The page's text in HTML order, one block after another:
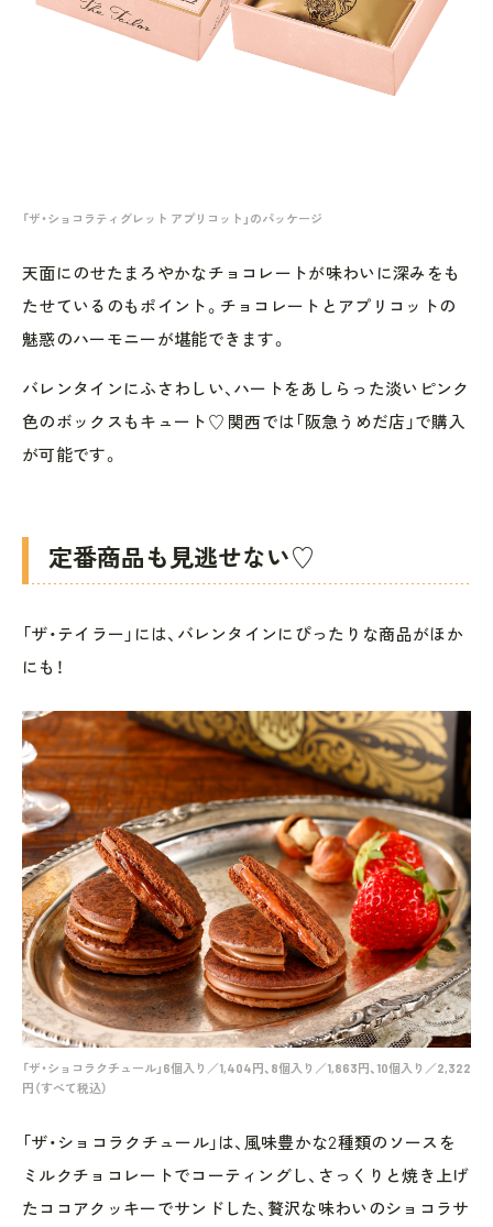
「ザ・ショコラティグレット アプリコット」のパッケージ
天面にのせたまろやかなチョコレートが味わいに深みをも
たせているのもポイント。チョコレートとアプリコットの
魅惑のハーモニーが堪能できます。
バレンタインにふさわしい、ハートをあしらった淡いピンク
色のボックスもキュート♡ 関西では「阪急うめだ店」で購入
が可能です。
定番商品も見逃せない♡
「ザ・テイラー」には、バレンタインにぴったりな商品がほか
にも！
「ザ・ショコラクチュール」6個入り／1,404円、8個入り／1,863円、10個入り／2,322
円（すべて税込）
「ザ・ショコラクチュール」は、風味豊かな2種類のソースを
ミルクチョコレートでコーティングし、さっくりと焼き上げ
たココアクッキーでサンドした、贅沢な味わいのショコラサ